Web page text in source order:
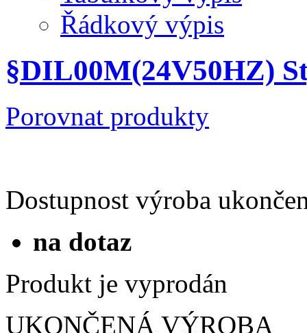
12 na stránku
12 na stránku
24 na stránku
36 na stránku
48 na stránku
Typy katalogů
Obrázkový výpis
Řádkový výpis